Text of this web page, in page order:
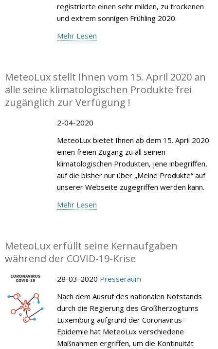
registrierte einen sehr milden, zu trockenen
und extrem sonnigen Frühling 2020.
Mehr Lesen
MeteoLux stellt Ihnen vom 15. April 2020 an
alle seine klimatologischen Produkte frei
zugänglich zur Verfügung !
2-04-2020
MeteoLux bietet Ihnen ab dem 15. April 2020
einen freien Zugang zu all seinen
klimatologischen Produkten, jene inbegriffen,
auf die bisher nur über „Meine Produkte“ auf
unserer Webseite zugegriffen werden kann.
Mehr Lesen
MeteoLux erfüllt seine Kernaufgaben
während der COVID-19-Krise
28-03-2020 Presseraum
Nach dem Ausruf des nationalen Notstands
durch die Regierung des Großherzogtums
Luxemburg aufgrund der Coronavirus-
Epidemie hat MeteoLux verschiedene
Maßnahmen ergriffen, um die Kontinuität